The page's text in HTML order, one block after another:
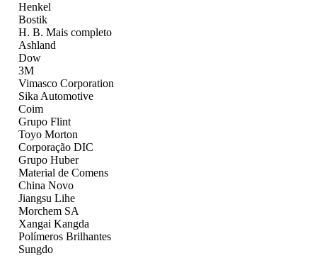
Henkel
Bostik
H. B. Mais completo
Ashland
Dow
3M
Vimasco Corporation
Sika Automotive
Coim
Grupo Flint
Toyo Morton
Corporação DIC
Grupo Huber
Material de Comens
China Novo
Jiangsu Lihe
Morchem SA
Xangai Kangda
Polímeros Brilhantes
Sungdo